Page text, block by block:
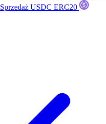
Sprzedaż USDC ERC20